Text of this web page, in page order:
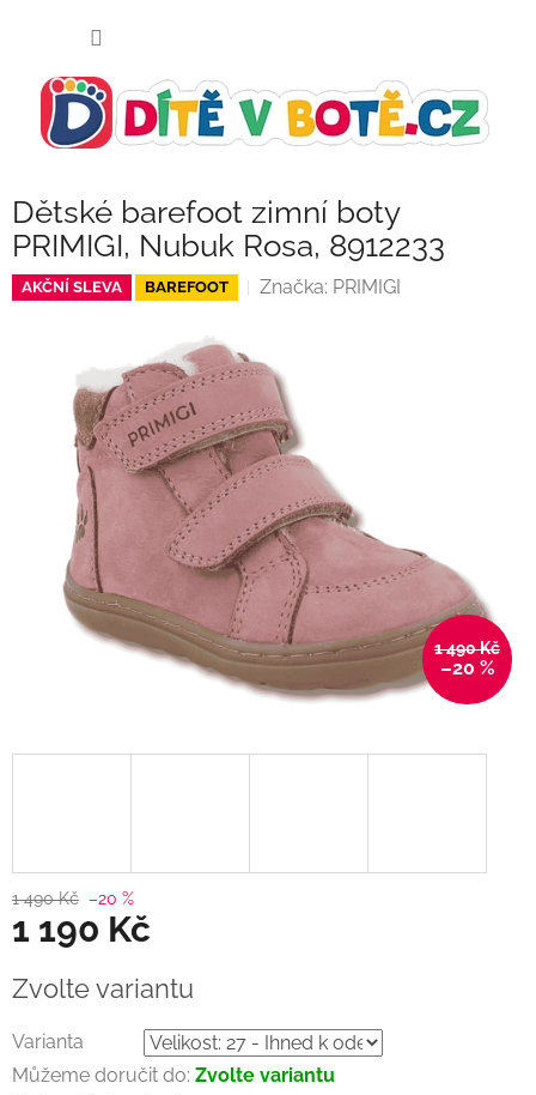
Dětské barefoot zimní boty
PRIMIGI, Nubuk Rosa, 8912233
AKČNÍ SLEVA BAREFOOT Značka: PRIMIGI
1 490 Kč
–20 %
1 490 Kč –20 %
1 190 Kč
cena:
Zvolte variantu
Varianta
Můžeme doručit do: Zvolte variantu